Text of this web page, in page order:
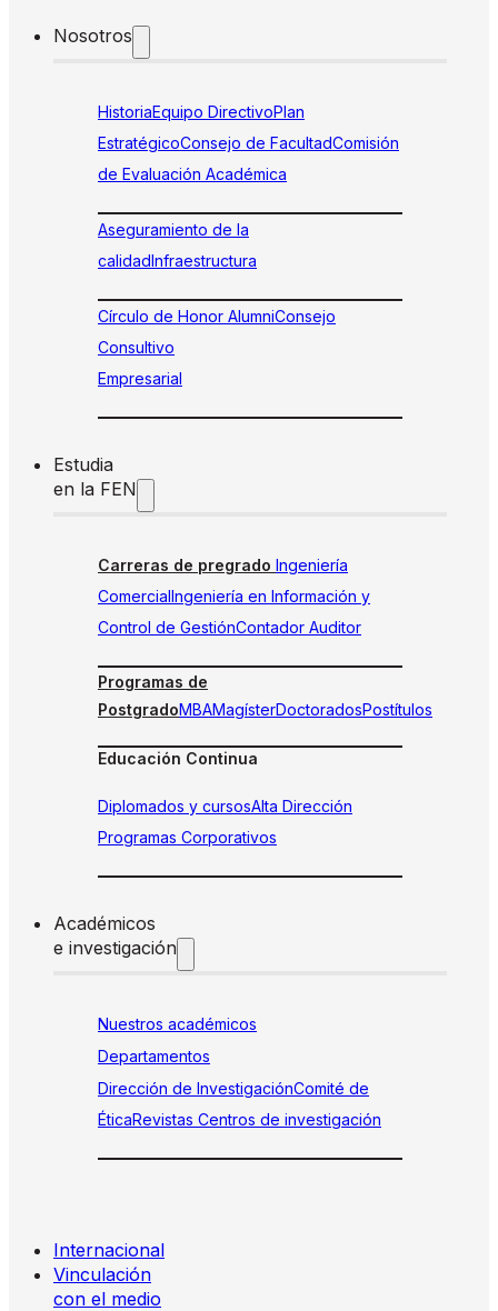
Nosotros
HistoriaEquipo DirectivoPlan
EstratégicoConsejo de FacultadComisión
de Evaluación Académica
Aseguramiento de la
calidadInfraestructura
Círculo de Honor AlumniConsejo
Consultivo
Empresarial
Estudia
en la FEN
Carreras de pregrado Ingeniería
ComercialIngeniería en Información y
Control de GestiónContador Auditor
Programas de
PostgradoMBAMagísterDoctoradosPostítulos
Educación Continua
Diplomados y cursosAlta Dirección
Programas Corporativos
Académicos
e investigación
Nuestros académicos
Departamentos
Dirección de InvestigaciónComité de
ÉticaRevistas Centros de investigación
Internacional
Vinculación
con el medio